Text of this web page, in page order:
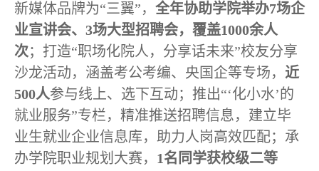
新媒体品牌为“三翼”， 全年协助学院举办7场企
业宣讲会、3场大型招聘会，覆盖1000余人
次；打造“职场化院人，分享话未来”校友分享
沙龙活动，涵盖考公考编、央国企等专场， 近
500人参与线上、选下互动；推出“‘化小水’的
就业服务”专栏，精准推送招聘信息，建立毕
业生就业企业信息库，助力人岗高效匹配；承
办学院职业规划大赛， 1名同学获校级二等